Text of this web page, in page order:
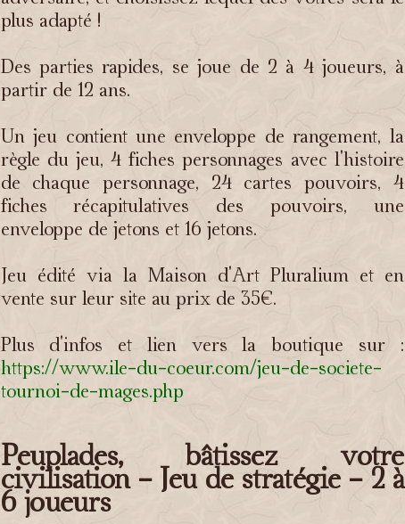
plus adapté !
Des parties rapides, se joue de 2 à 4 joueurs, à
partir de 12 ans.
Un jeu contient une enveloppe de rangement, la
règle du jeu, 4 fiches personnages avec l'histoire
de chaque personnage, 24 cartes pouvoirs, 4
fiches récapitulatives des pouvoirs, une
enveloppe de jetons et 16 jetons.
Jeu édité via la Maison d'Art Pluralium et en
vente sur leur site au prix de 35€.
Plus d'infos et lien vers la boutique sur :
https://www.ile-du-coeur.com/jeu-de-societe-
tournoi-de-mages.php
Peuplades, bâtissez votre
civilisation - Jeu de stratégie - 2 à
6 joueurs